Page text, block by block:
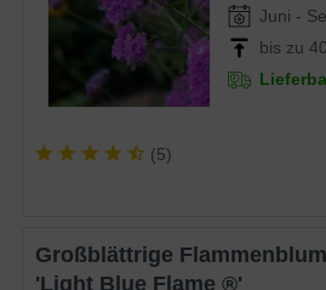
Juni -
bis zu
(5)
Großblättrige Flammenblume
'Light Blue Flame ®'